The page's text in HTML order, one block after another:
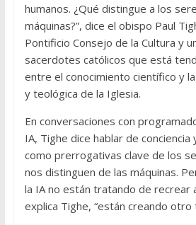
humanos. ¿Qué distingue a los
máquinas?”, dice el obispo Paul
Pontificio Consejo de la Cultura y
sacerdotes católicos que está
entre el conocimiento científico y
y teológica de la Iglesia.
En conversaciones con
IA, Tighe dice hablar de conciencia
como prerrogativas clave de los
nos distinguen de las máquinas.
la IA no están tratando de recrear
explica Tighe, “están creando otro